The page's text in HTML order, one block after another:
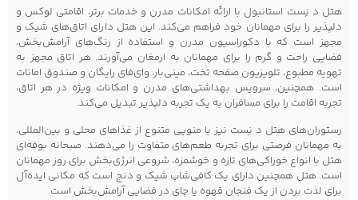
هتل د نِست استانبول با ارائه امکانات مدرن و خدمات برتر، اقامتی لوکس و
دلپذیر را برای مهمانان خود فراهم می‌کند. این هتل دارای اتاق‌های شیک و
مجهز است که با دکوراسیون مدرن و استفاده از رنگ‌های آرامش‌بخش،
فضایی راحت و گرم را برای مهمانان به ارمغان می‌آورند. هر اتاق مجهز به
تهویه مطبوع، تلویزیون صفحه تخت، مینی‌بار، وای‌فای رایگان و صندوق امانات
است. همچنین، سرویس بهداشتی‌های مدرن و امکانات ویژه در هر اتاق،
تجربه اقامت را برای مسافران به یک تجربه دلپذیر تبدیل می‌کند.
رستوران‌های هتل د نِست نیز با منویی متنوع از غذاهای محلی و بین‌المللی،
به مهمانان فرصتی برای تجربه طعم‌های متفاوت را می‌دهند. صبحانه بوفه‌ای
هتل با انواع خوراکی‌های تازه و خوشمزه، شروعی انرژی‌بخش برای روز مهمانان
است. هتل همچنین دارای یک کافی‌شاپ شیک و دنج است که مکانی ایده‌آل
برای لذت بردن از یک فنجان قهوه یا چای در فضایی آرامش‌بخش است.